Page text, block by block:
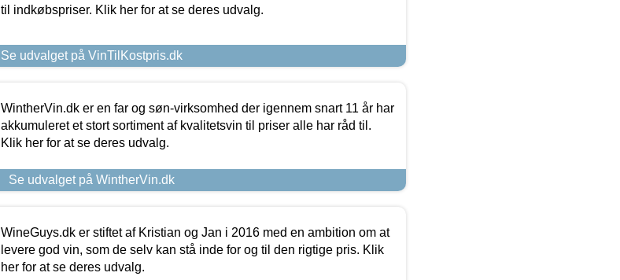
til indkøbspriser. Klik her for at se deres udvalg.
Se udvalget på VinTilKostpris.dk
WintherVin.dk er en far og søn-virksomhed der igennem snart 11 år har
akkumuleret et stort sortiment af kvalitetsvin til priser alle har råd til.
Klik her for at se deres udvalg.
Se udvalget på WintherVin.dk
WineGuys.dk er stiftet af Kristian og Jan i 2016 med en ambition om at
levere god vin, som de selv kan stå inde for og til den rigtige pris. Klik
her for at se deres udvalg.